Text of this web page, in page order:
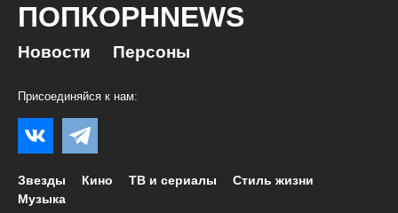
ПОПКОРНNEWS
Новости Персоны
Присоединяйся к нам:
Звезды Кино ТВ и сериалы
Стиль жизни
Музыка